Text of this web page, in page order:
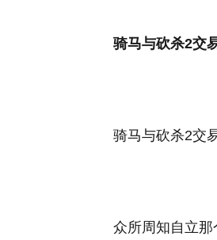
骑马与砍杀2交
骑马与砍杀2交
众所周知自立